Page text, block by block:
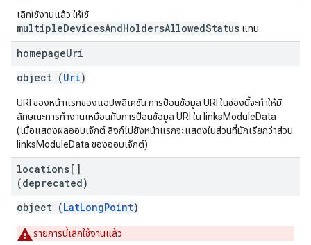
เลิกใช้งานแล้ว ให้ใช้
multipleDevicesAndHoldersAllowedStatus แทน
homepageUri
object (Uri)
URI ของหน้าแรกของแอปพลิเคชัน การป้อนข้อมูล URI ในช่องนี้จะทําให้มี
ลักษณะการทำงานเหมือนกับการป้อนข้อมูล URI ใน linksModuleData
(เมื่อแสดงผลออบเจ็กต์ ลิงก์ไปยังหน้าแรกจะแสดงในส่วนที่มักเรียกว่าส่วน
linksModuleData ของออบเจ็กต์)
locations[]
(deprecated)
object (LatLongPoint)
รายการนี้เลิกใช้งานแล้ว